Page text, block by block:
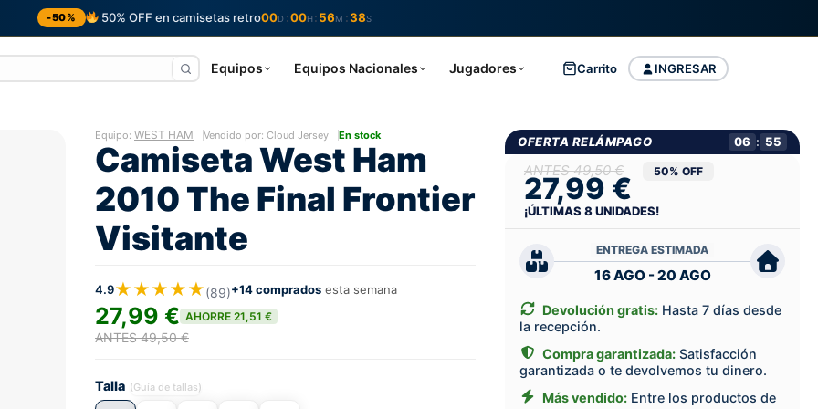
-50% 50% OFF en camisetas retro00D :00H : 56M : 37S
Equipos Equipos Nacionales Jugadores INGRESAR
Carrito
Equipo: WEST HAM Vendido por: Cloud Jersey En stock
Camiseta West Ham
2010 The Final Frontier
Visitante
4.9★★★★★(89)+14 comprados esta semana
27,99 € AHORRE 21,51 €
ANTES 49,50 €
Talla (Guía de tallas)
OFERTA RELÁMPAGO 06 : 54
49,50 €
27,99 € 50% OFF
¡ÚLTIMAS8UNIDADES!
ENTREGA ESTIMADA
16 AGO - 20 AGO
Devolución gratis: Hasta 7 días desde
la recepción.
Compra garantizada: Satisfacción
garantizada o te devolvemos tu dinero.
Más vendido: Entre los productos de